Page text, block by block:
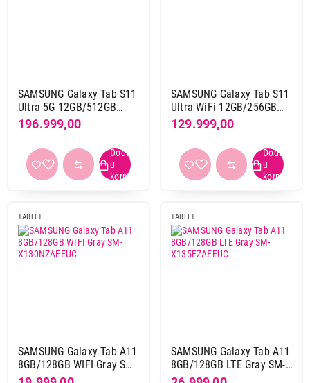
SAMSUNG Galaxy Tab S11
Ultra 5G 12GB/512GB
Gray SM-X936BZAPEUC
196.999,00
SAMSUNG Galaxy Tab S11
Ultra WiFi 12GB/256GB
Silver SM-X930NZSREUC
129.999,00
TABLET
SAMSUNG Galaxy Tab A11
8GB/128GB WIFI Gray SM-
X130NZAEEUC
TABLET
SAMSUNG Galaxy Tab A11
8GB/128GB LTE Gray SM-
X135FZAEEUC